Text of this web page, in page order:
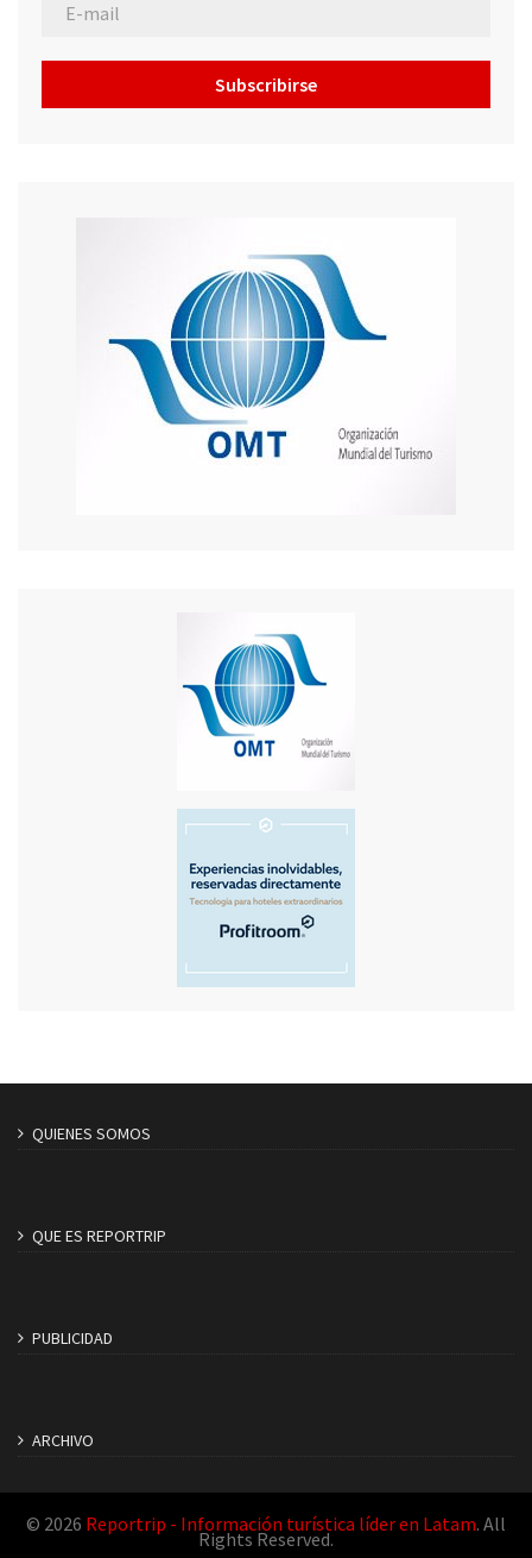
Subscribirse
QUIENES SOMOS
QUE ES REPORTRIP
PUBLICIDAD
ARCHIVO
© 2026 Reportrip - Información turística líder en Latam. All
Rights Reserved.